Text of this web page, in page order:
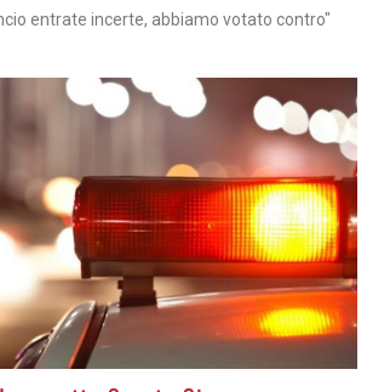
entrate incerte, abbiamo votato contro"